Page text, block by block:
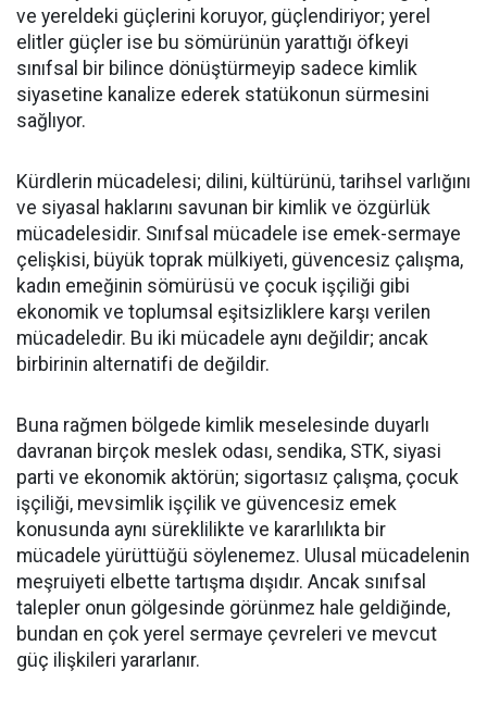
ve yereldeki güçlerini koruyor, güçlendiriyor; yerel
elitler güçler ise bu sömürünün yarattığı öfkeyi
sınıfsal bir bilince dönüştürmeyip sadece kimlik
siyasetine kanalize ederek statükonun sürmesini
sağlıyor.
Kürdlerin mücadelesi; dilini, kültürünü, tarihsel varlığını
ve siyasal haklarını savunan bir kimlik ve özgürlük
mücadelesidir. Sınıfsal mücadele ise emek-sermaye
çelişkisi, büyük toprak mülkiyeti, güvencesiz çalışma,
kadın emeğinin sömürüsü ve çocuk işçiliği gibi
ekonomik ve toplumsal eşitsizliklere karşı verilen
mücadeledir. Bu iki mücadele aynı değildir; ancak
birbirinin alternatifi de değildir.
Buna rağmen bölgede kimlik meselesinde duyarlı
davranan birçok meslek odası, sendika, STK, siyasi
parti ve ekonomik aktörün; sigortasız çalışma, çocuk
işçiliği, mevsimlik işçilik ve güvencesiz emek
konusunda aynı süreklilikte ve kararlılıkta bir
mücadele yürüttüğü söylenemez. Ulusal mücadelenin
meşruiyeti elbette tartışma dışıdır. Ancak sınıfsal
talepler onun gölgesinde görünmez hale geldiğinde,
bundan en çok yerel sermaye çevreleri ve mevcut
güç ilişkileri yararlanır.